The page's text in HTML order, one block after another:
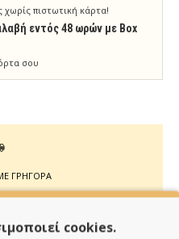
χωρίς πιστωτική κάρτα!
εντός 48 ωρών με Box
σου
ΓΡΗΓΟΡΑ
cookies.